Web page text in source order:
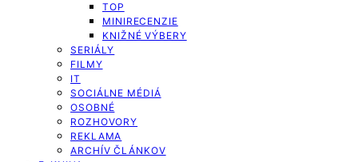
TOP
MINIRECENZIE
KNIŽNÉ VÝBERY
SERIÁLY
FILMY
IT
SOCIÁLNE MÉDIÁ
OSOBNÉ
ROZHOVORY
REKLAMA
ARCHÍV ČLÁNKOV